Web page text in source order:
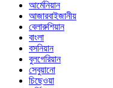
আর্মেনিয়ান
আজারবাইজানীয়
বেলারুশিয়ান
বাংলা
বসনিয়ান
বুলগেরিয়ান
সেবুয়ানো
চিছেওয়া